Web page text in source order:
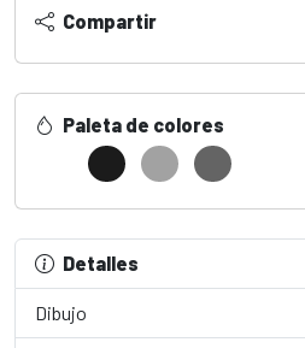
Compartir
Paleta de colores
Detalles
Dibujo